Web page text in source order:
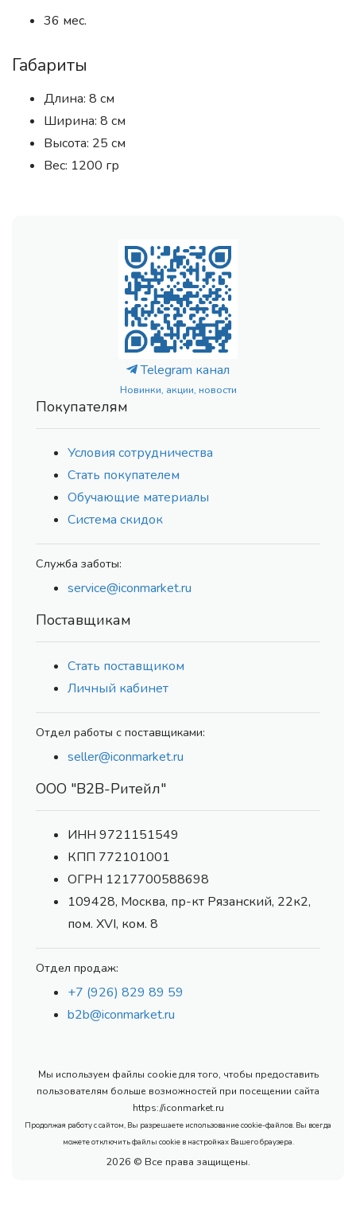
36 мес.
Габариты
Длина: 8 см
Ширина: 8 см
Высота: 25 см
Вес: 1200 гр
Telegram канал
Новинки, акции, новости
Покупателям
Условия сотрудничества
Стать покупателем
Обучающие материалы
Система скидок
Служба заботы:
service@iconmarket.ru
Поставщикам
Стать поставщиком
Личный кабинет
Отдел работы с поставщиками:
seller@iconmarket.ru
ООО "В2В-Ритейл"
ИНН 9721151549
КПП 772101001
ОГРН 1217700588698
109428, Москва, пр-кт Рязанский, 22к2,
пом. XVI, ком. 8
Отдел продаж:
+7 (926) 829 89 59
b2b@iconmarket.ru
Мы используем файлы cookie для того, чтобы предоставить
пользователям больше возможностей при посещении сайта
https://iconmarket.ru
Продолжая работу с сайтом, Вы разрешаете использование cookie-файлов. Вы всегда
можете отключить файлы cookie в настройках Вашего браузера.
2026 © Все права защищены.